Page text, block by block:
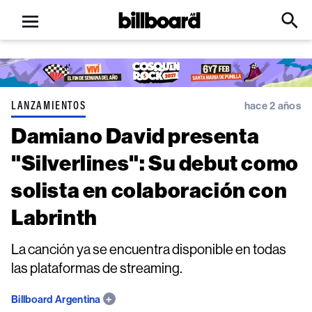
Open
menu
Billboard
Click
Input
LANZAMIENTOS hace 2 años
Damiano David presenta
"Silverlines": Su debut como
solista en colaboración con
Labrinth
La canción ya se encuentra disponible en todas
las plataformas de streaming.
Billboard Argentina